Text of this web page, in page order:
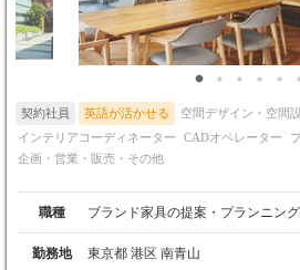
契約社員 英語が活かせる
空間デザイン・空間
インテリアコーディネーター
CADオペレーター
企画・営業・販売・その他
職種 ブランド家具の提案・プランニング
勤務地 東京都 港区 南青山